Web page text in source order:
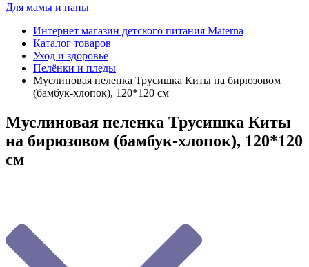
Для мамы и папы
Интернет магазин детского питания Materna
Каталог товаров
Уход и здоровье
Пелёнки и пледы
Муслиновая пеленка Трусишка Киты на бирюзовом
(бамбук-хлопок), 120*120 см
Муслиновая пеленка Трусишка Киты
на бирюзовом (бамбук-хлопок), 120*120
см